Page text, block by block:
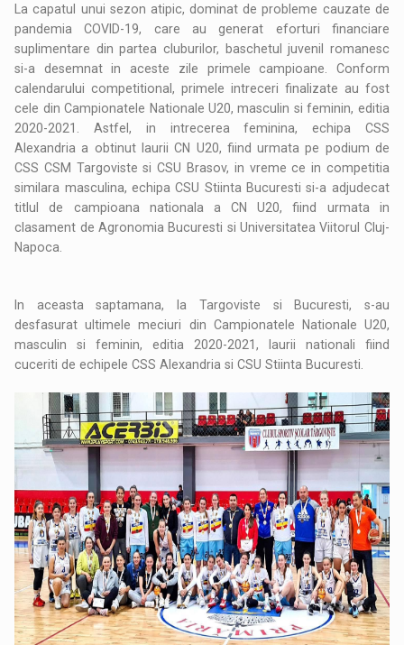
La capatul unui sezon atipic, dominat de probleme cauzate de
pandemia COVID-19, care au generat eforturi financiare
suplimentare din partea cluburilor, baschetul juvenil romanesc
si-a desemnat in aceste zile primele campioane. Conform
calendarului competitional, primele intreceri finalizate au fost
cele din Campionatele Nationale U20, masculin si feminin, editia
2020-2021. Astfel, in intrecerea feminina, echipa CSS
Alexandria a obtinut laurii CN U20, fiind urmata pe podium de
CSS CSM Targoviste si CSU Brasov, in vreme ce in competitia
similara masculina, echipa CSU Stiinta Bucuresti si-a adjudecat
titlul de campioana nationala a CN U20, fiind urmata in
clasament de Agronomia Bucuresti si Universitatea Viitorul Cluj-
Napoca.
In aceasta saptamana, la Targoviste si Bucuresti, s-au
desfasurat ultimele meciuri din Campionatele Nationale U20,
masculin si feminin, editia 2020-2021, laurii nationali fiind
cuceriti de echipele CSS Alexandria si CSU Stiinta Bucuresti.